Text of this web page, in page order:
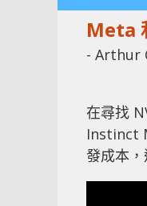
Meta
- Arthur
在尋找
Instinct
發成本